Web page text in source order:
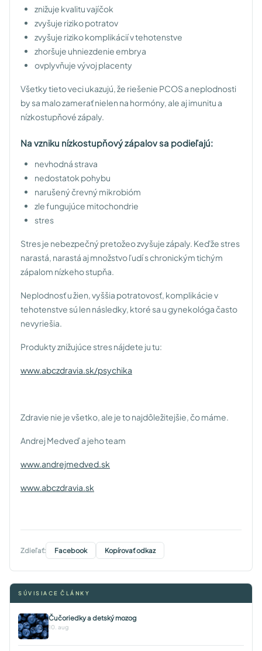
znižuje kvalitu vajíčok
zvyšuje riziko potratov
zvyšuje riziko komplikácií v tehotenstve
zhoršuje uhniezdenie embrya
ovplyvňuje vývoj placenty
Všetky tieto veci ukazujú, že riešenie PCOS a neplodnosti
by sa malo zamerať nielen na hormóny, ale aj imunitu a
nízkostupňové zápaly.
Na vzniku nízkostupňový zápalov sa podieľajú:
nevhodná strava
nedostatok pohybu
narušený črevný mikrobióm
zle fungujúce mitochondrie
stres
Stres je nebezpečný pretožeo zvyšuje zápaly. Keďže stres
narastá, narastá aj množstvo ľudí s chronickým tichým
zápalom nízkeho stupňa.
Neplodnosť u žien, vyššia potratovosť, komplikácie v
tehotenstve sú len následky, ktoré sa u gynekológa často
nevyriešia.
Produkty znižujúce stres nájdete ju tu:
www.abczdravia.sk/psychika
Zdravie nie je všetko, ale je to najdôležitejšie, čo máme.
Andrej Medveď a jeho team
www.andrejmedved.sk
www.abczdravia.sk
Zdieľať: Facebook Kopírovať odkaz
SÚVISIACE ČLÁNKY
Čučoriedky a detský mozog
10. aug